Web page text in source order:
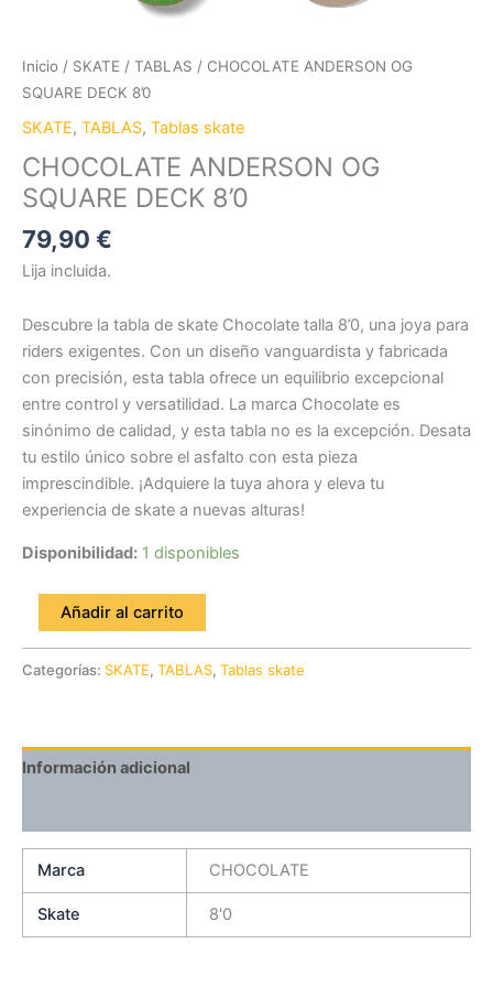
Inicio / SKATE / TABLAS / CHOCOLATE ANDERSON OG
SQUARE DECK 8’0
SKATE, TABLAS, Tablas skate
CHOCOLATE ANDERSON OG
SQUARE DECK 8’0
79,90 €
Lija incluida.
Descubre la tabla de skate Chocolate talla 8’0, una joya para
riders exigentes. Con un diseño vanguardista y fabricada
con precisión, esta tabla ofrece un equilibrio excepcional
entre control y versatilidad. La marca Chocolate es
sinónimo de calidad, y esta tabla no es la excepción. Desata
tu estilo único sobre el asfalto con esta pieza
imprescindible. ¡Adquiere la tuya ahora y eleva tu
experiencia de skate a nuevas alturas!
Disponibilidad: 1 disponibles
Añadir al carrito
Categorías: SKATE, TABLAS, Tablas skate
Información adicional
Marca CHOCOLATE
Skate 8'0